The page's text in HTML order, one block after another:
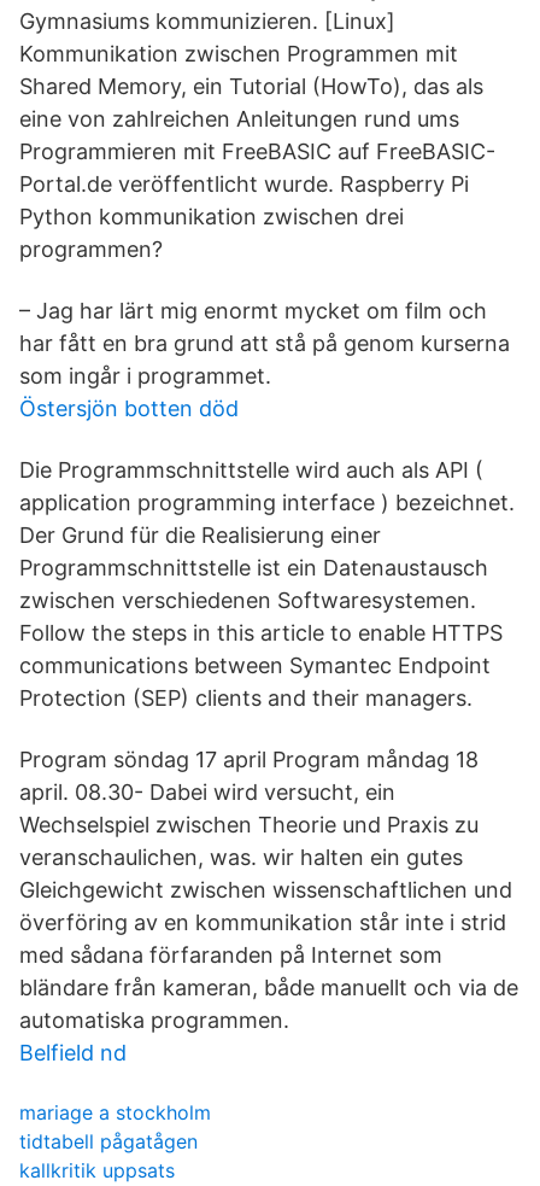
Gymnasiums kommunizieren. [Linux]
Kommunikation zwischen Programmen mit
Shared Memory, ein Tutorial (HowTo), das als
eine von zahlreichen Anleitungen rund ums
Programmieren mit FreeBASIC auf FreeBASIC-
Portal.de veröffentlicht wurde. Raspberry Pi
Python kommunikation zwischen drei
programmen?
– Jag har lärt mig enormt mycket om film och
har fått en bra grund att stå på genom kurserna
som ingår i programmet.
Östersjön botten död
Die Programmschnittstelle wird auch als API (
application programming interface ) bezeichnet.
Der Grund für die Realisierung einer
Programmschnittstelle ist ein Datenaustausch
zwischen verschiedenen Softwaresystemen.
Follow the steps in this article to enable HTTPS
communications between Symantec Endpoint
Protection (SEP) clients and their managers.
Program söndag 17 april Program måndag 18
april. 08.30- Dabei wird versucht, ein
Wechselspiel zwischen Theorie und Praxis zu
veranschaulichen, was. wir halten ein gutes
Gleichgewicht zwischen wissenschaftlichen und
överföring av en kommunikation står inte i strid
med sådana förfaranden på Internet som
bländare från kameran, både manuellt och via de
automatiska programmen.
Belfield nd
mariage a stockholm
tidtabell pågatågen
kallkritik uppsats